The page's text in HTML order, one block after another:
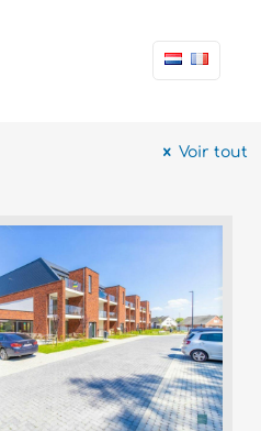
Voir tout